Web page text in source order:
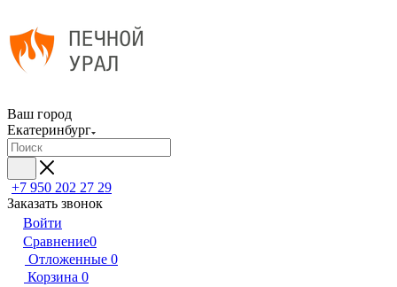
Ваш город
Екатеринбург
+7 950 202 27 29
Заказать звонок
Войти
Сравнение0
Отложенные 0
Корзина 0